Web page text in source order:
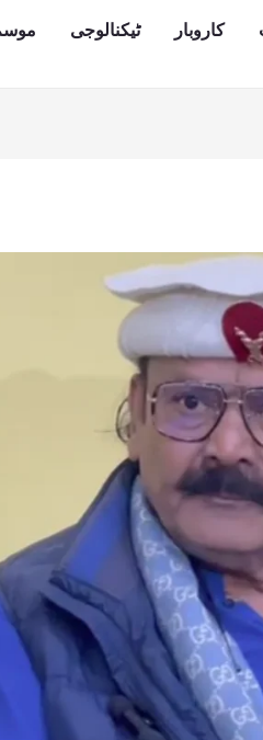
کاروبار ٹیکنالوجی